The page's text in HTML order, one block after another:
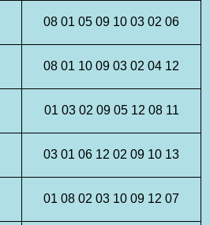
08 01 05 09 10 03 02 06
08 01 10 09 03 02 04 12
01 03 02 09 05 12 08 11
03 01 06 12 02 09 10 13
01 08 02 03 10 09 12 07